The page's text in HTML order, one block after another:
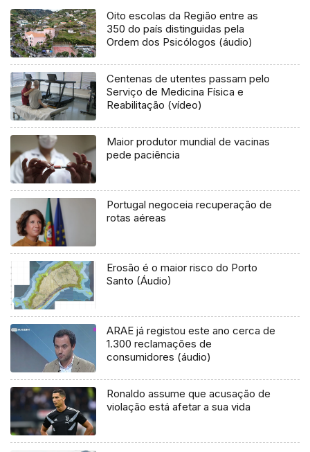
Oito escolas da Região entre as
350 do país distinguidas pela
Ordem dos Psicólogos (áudio)
Centenas de utentes passam pelo
Serviço de Medicina Física e
Reabilitação (vídeo)
Maior produtor mundial de vacinas
pede paciência
Portugal negoceia recuperação de
rotas aéreas
Erosão é o maior risco do Porto
Santo (Áudio)
ARAE já registou este ano cerca de
1.300 reclamações de
consumidores (áudio)
Ronaldo assume que acusação de
violação está afetar a sua vida